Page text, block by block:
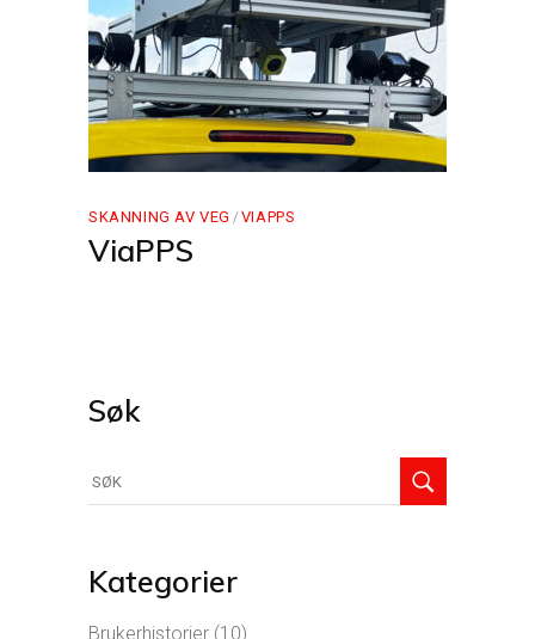
SKANNING AV VEG VIAPPS
ViaPPS
Søk
etter:
Kategorier
Brukerhistorier (10)